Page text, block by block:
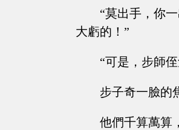
“莫出手，你
大虧的！”
“可是，步師
步子奇一臉的
他們千算萬算